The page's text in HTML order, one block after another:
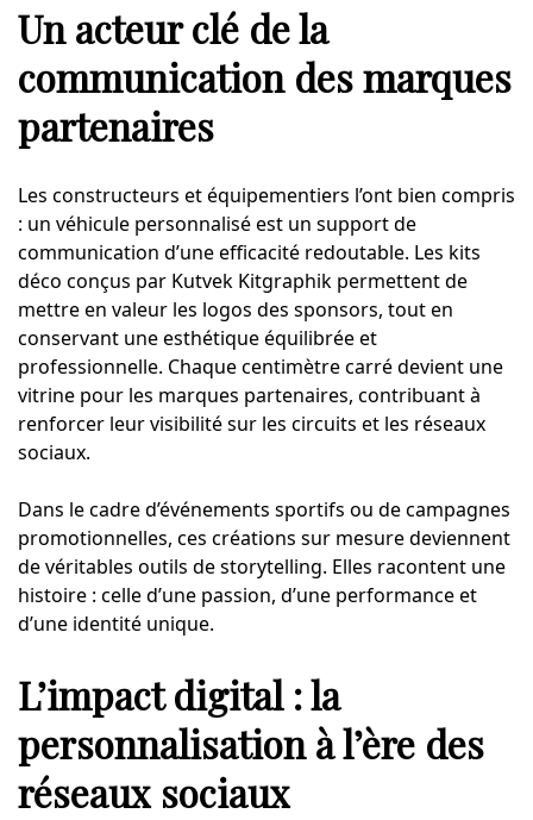
Un acteur clé de la
communication des marques
partenaires
Les constructeurs et équipementiers l’ont bien compris
: un véhicule personnalisé est un support de
communication d’une efficacité redoutable. Les kits
déco conçus par Kutvek Kitgraphik permettent de
mettre en valeur les logos des sponsors, tout en
conservant une esthétique équilibrée et
professionnelle. Chaque centimètre carré devient une
vitrine pour les marques partenaires, contribuant à
renforcer leur visibilité sur les circuits et les réseaux
sociaux.
Dans le cadre d’événements sportifs ou de campagnes
promotionnelles, ces créations sur mesure deviennent
de véritables outils de storytelling. Elles racontent une
histoire : celle d’une passion, d’une performance et
d’une identité unique.
L’impact digital : la
personnalisation à l’ère des
réseaux sociaux